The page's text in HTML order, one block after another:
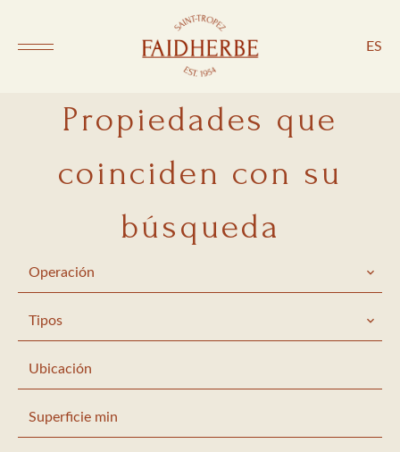
ES
Propiedades que
coinciden con su
búsqueda
Operación
Tipos
Ubicación